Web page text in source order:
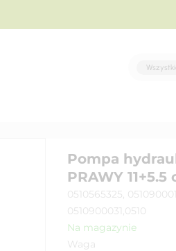
Pompa
PRAWY 11+5.5
0510565325,
0510900031,0510
Na magazynie
Waga